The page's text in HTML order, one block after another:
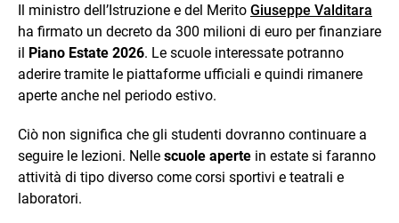
Il ministro dell’Istruzione e del Merito Giuseppe Valditara
ha firmato un decreto da 300 milioni di euro per finanziare
il Piano Estate 2026. Le scuole interessate potranno
aderire tramite le piattaforme ufficiali e quindi rimanere
aperte anche nel periodo estivo.
Ciò non significa che gli studenti dovranno continuare a
seguire le lezioni. Nelle scuole aperte in estate si faranno
attività di tipo diverso come corsi sportivi e teatrali e
laboratori.